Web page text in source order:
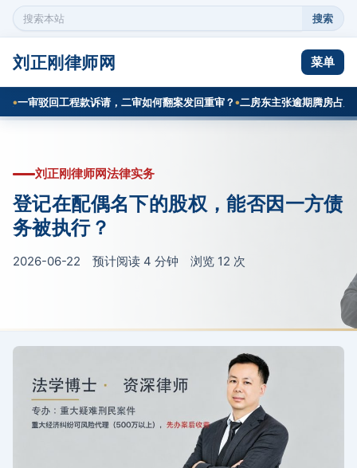
搜
索
本
站
内
容
搜索
刘正刚律师网 菜单
一审驳回工程款诉请，二审如何翻案发回重审？ 二房东主张逾期腾房占用费
刘正刚律师网法律实务
登记在配偶名下的股权，能否因一方债
务被执行？
2026-06-22 预计阅读 4 分钟 浏览 12 次